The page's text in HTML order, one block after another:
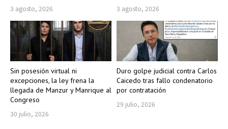
3 agosto, 2026 3 agosto, 2026
Sin posesión virtual ni
excepciones, la ley frena la
llegada de Manzur y Manrique al
Congreso
30 julio, 2026
Duro golpe judicial contra Carlos
Caicedo tras fallo condenatorio
por contratación
29 julio, 2026